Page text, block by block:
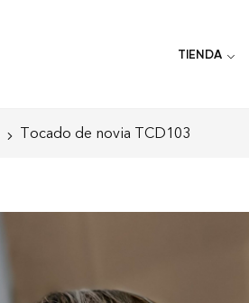
TIENDA
Tocado de novia TCD103